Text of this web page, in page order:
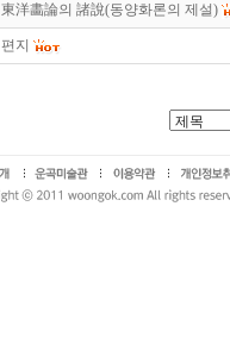
東洋畵論의 諸說(동양화론의 제설)
편지